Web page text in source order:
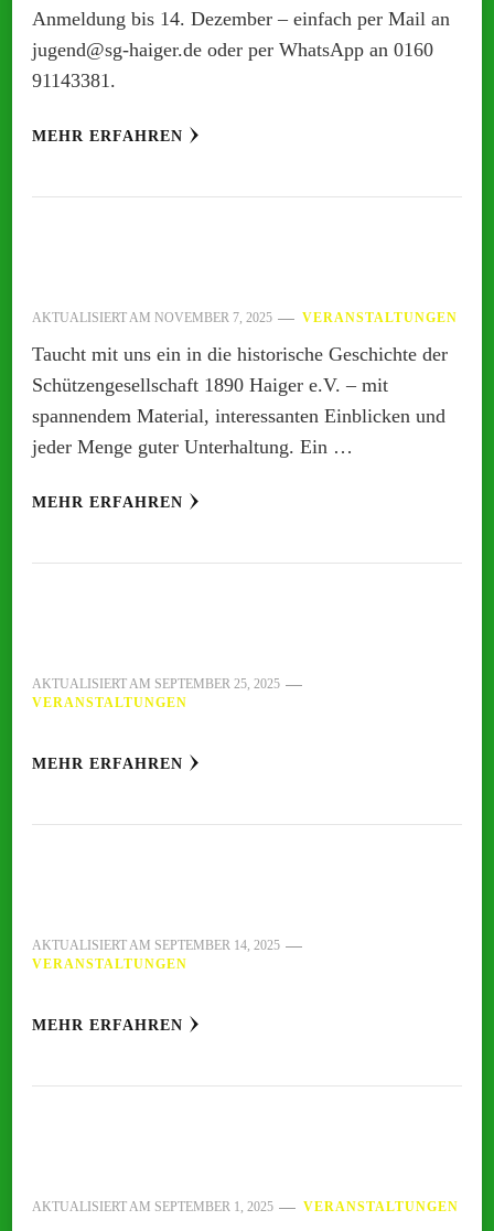
Anmeldung bis 14. Dezember – einfach per Mail an
jugend@sg-haiger.de oder per WhatsApp an 0160
91143381.
MEHR ERFAHREN
AKTUALISIERT AM NOVEMBER 7, 2025 VERANSTALTUNGEN
Taucht mit uns ein in die historische Geschichte der
Schützengesellschaft 1890 Haiger e.V. – mit
spannendem Material, interessanten Einblicken und
jeder Menge guter Unterhaltung. Ein …
MEHR ERFAHREN
AKTUALISIERT AM SEPTEMBER 25, 2025
VERANSTALTUNGEN
MEHR ERFAHREN
AKTUALISIERT AM SEPTEMBER 14, 2025
VERANSTALTUNGEN
MEHR ERFAHREN
AKTUALISIERT AM SEPTEMBER 1, 2025 VERANSTALTUNGEN